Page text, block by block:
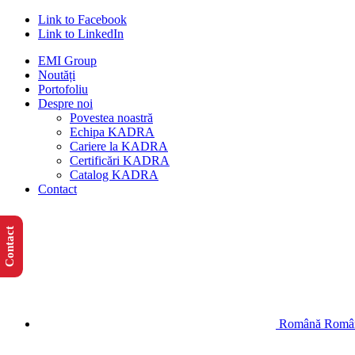
Link to Facebook
Link to LinkedIn
EMI Group
Noutăți
Portofoliu
Despre noi
Povestea noastră
Echipa KADRA
Cariere la KADRA
Certificări KADRA
Catalog KADRA
Contact
Română
Contact